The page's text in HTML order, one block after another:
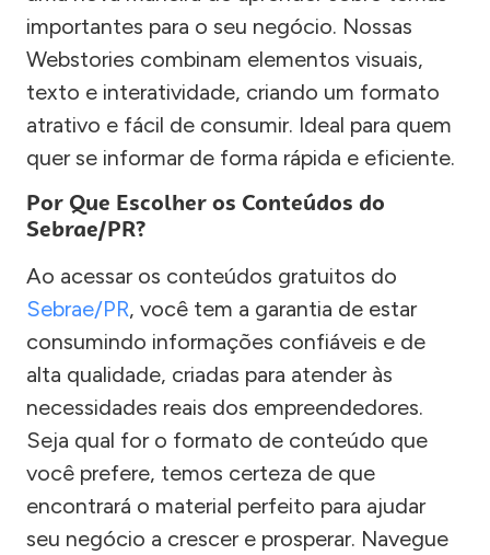
importantes para o seu negócio. Nossas
Webstories combinam elementos visuais,
texto e interatividade, criando um formato
atrativo e fácil de consumir. Ideal para quem
quer se informar de forma rápida e eficiente.
Por Que Escolher os Conteúdos do
Sebrae/PR?
Ao acessar os conteúdos gratuitos do
Sebrae/PR, você tem a garantia de estar
consumindo informações confiáveis e de
alta qualidade, criadas para atender às
necessidades reais dos empreendedores.
Seja qual for o formato de conteúdo que
você prefere, temos certeza de que
encontrará o material perfeito para ajudar
seu negócio a crescer e prosperar. Navegue